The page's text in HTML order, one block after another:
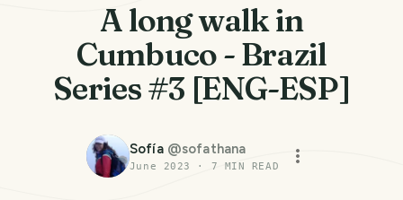
A long walk in
Cumbuco - Brazil
Series #3 [ENG-ESP]
Sofía @sofathana
June 2023 · 7 MIN READ